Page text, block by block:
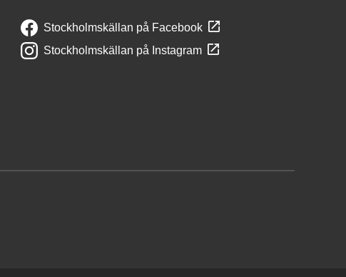
Stockholmskällan på Facebook
Stockholmskällan på Instagram